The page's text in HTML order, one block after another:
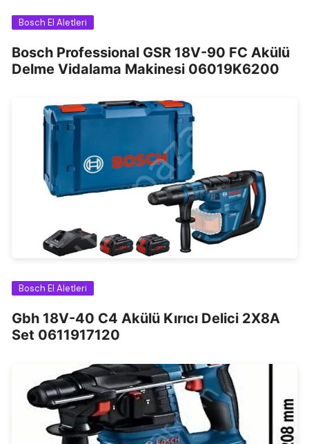
Bosch El Aletleri
Bosch Professional GSR 18V-90 FC Akülü
Delme Vidalama Makinesi 06019K6200
Bosch El Aletleri
Gbh 18V-40 C4 Akülü Kırıcı Delici 2X8A
Set 0611917120